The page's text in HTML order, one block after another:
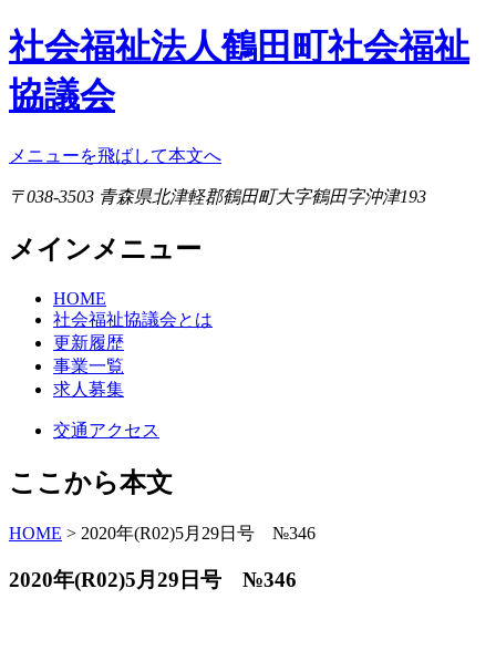
社会福祉法人鶴田町社会福祉
協議会
メニューを飛ばして本文へ
〒038-3503 青森県北津軽郡鶴田町大字鶴田字沖津193
メインメニュー
HOME
社会福祉協議会とは
更新履歴
事業一覧
求人募集
交通アクセス
ここから本文
HOME > 2020年(R02)5月29日号 №346
2020年(R02)5月29日号 №346